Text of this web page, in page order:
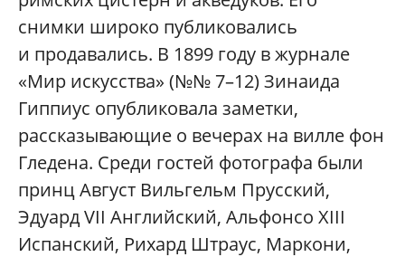
снимки широко публиковались
и продавались. В 1899 году в журнале
«Мир искусства» (№№ 7–12) Зинаида
Гиппиус опубликовала заметки,
рассказывающие о вечерах на вилле фон
Гледена. Среди гостей фотографа были
принц Август Вильгельм Прусский,
Эдуард VII Английский, Альфонсо XIII
Испанский, Рихард Штраус, Маркони,